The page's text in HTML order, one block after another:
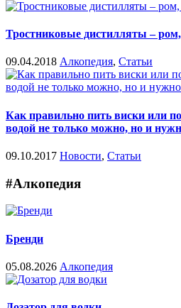
Тростниковые дистилляты –
09.04.2018 Алкопедия, Статьи
Как правильно пить виски или
водой не только можно, но и
09.10.2017 Новости, Статьи
#Алкопедия
Бренди
05.08.2026 Алкопедия